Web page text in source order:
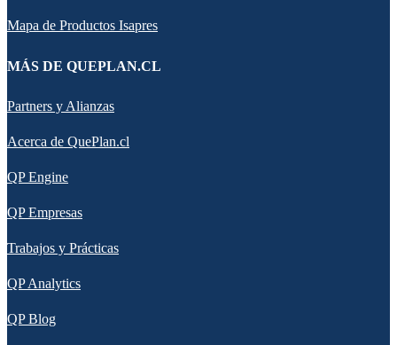
Mapa de Productos Isapres
MÁS DE QUEPLAN.CL
Partners y Alianzas
Acerca de QuePlan.cl
QP Engine
QP Empresas
Trabajos y Prácticas
QP Analytics
QP Blog